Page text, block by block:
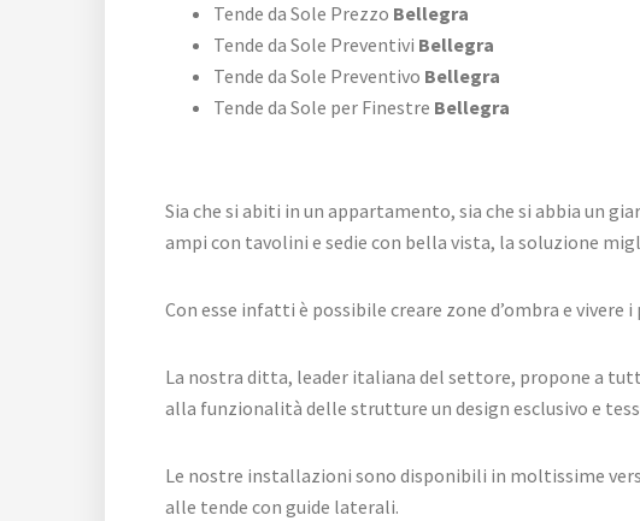
Tende da Sole Prezzo Bellegra
Tende da Sole Preventivi Bellegra
Tende da Sole Preventivo Bellegra
Tende da Sole per Finestre Bellegra
Sia che si abiti in un appartamento, sia che si abbia un
ampi con tavolini e sedie con bella vista, la soluzione
Con esse infatti è possibile creare zone d’ombra e
La nostra ditta, leader italiana del settore, propone a
alla funzionalità delle strutture un design esclusivo e
Le nostre installazioni sono disponibili in moltissime
alle tende con guide laterali.